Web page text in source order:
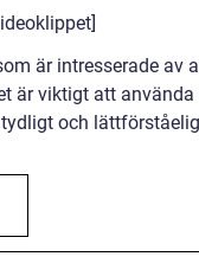
är intresserade av
är viktigt att använda
och